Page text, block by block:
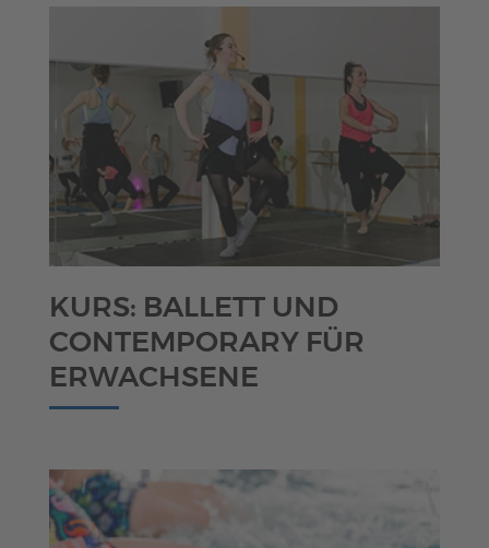
KURS: BALLETT UND
CONTEMPORARY FÜR
ERWACHSENE